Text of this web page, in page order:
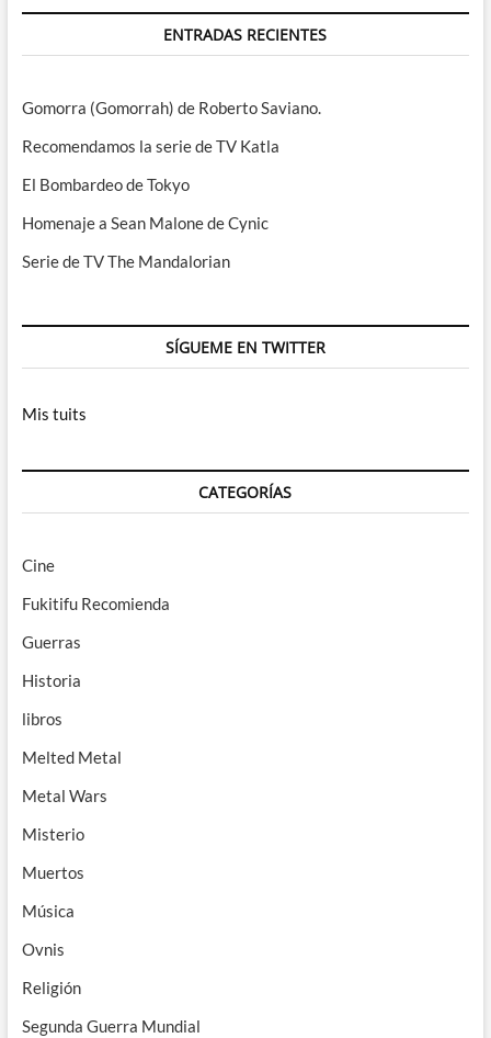
ENTRADAS RECIENTES
Gomorra (Gomorrah) de Roberto Saviano.
Recomendamos la serie de TV Katla
El Bombardeo de Tokyo
Homenaje a Sean Malone de Cynic
Serie de TV The Mandalorian
SÍGUEME EN TWITTER
Mis tuits
CATEGORÍAS
Cine
Fukitifu Recomienda
Guerras
Historia
libros
Melted Metal
Metal Wars
Misterio
Muertos
Música
Ovnis
Religión
Segunda Guerra Mundial